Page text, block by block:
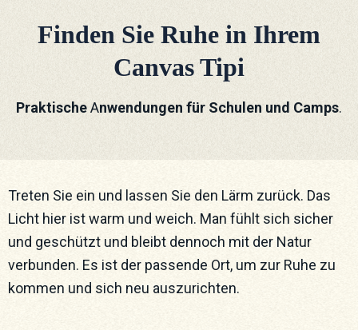
Finden Sie Ruhe in Ihrem
Canvas Tipi
PraktischeAnwendungen für Schulen und Camps.
Treten Sie ein und lassen Sie den Lärm zurück. Das
Licht hier ist warm und weich. Man fühlt sich sicher
und geschützt und bleibt dennoch mit der Natur
verbunden. Es ist der passende Ort, um zur Ruhe zu
kommen und sich neu auszurichten.